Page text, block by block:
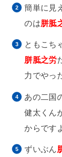
簡単に見
のは 胼胝
ともこち
胼胝之労
力でやっ
あの二国
健太くん
からです
ずいぶん